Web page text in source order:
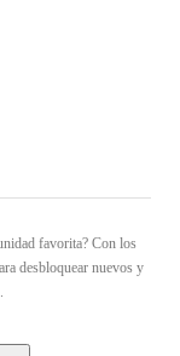
favorita? Con los
desbloquear nuevos y